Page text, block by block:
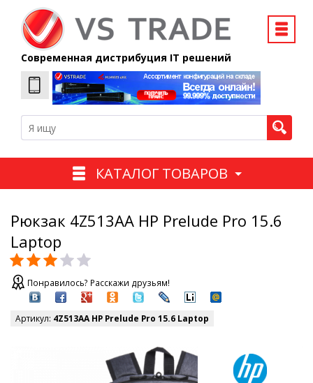
Современная дистрибуция IT решений
КАТАЛОГ ТОВАРОВ
Рюкзак 4Z513AA HP Prelude Pro 15.6
Laptop
Понравилось? Расскажи друзьям!
Артикул: 4Z513AA HP Prelude Pro 15.6 Laptop